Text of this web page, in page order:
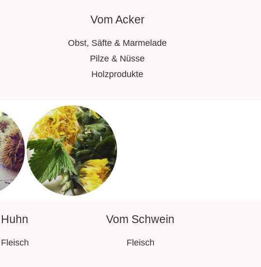
Vom Acker
Obst, Säfte & Marmelade
Pilze & Nüsse
Holzprodukte
Vom Schwein
Fleisch